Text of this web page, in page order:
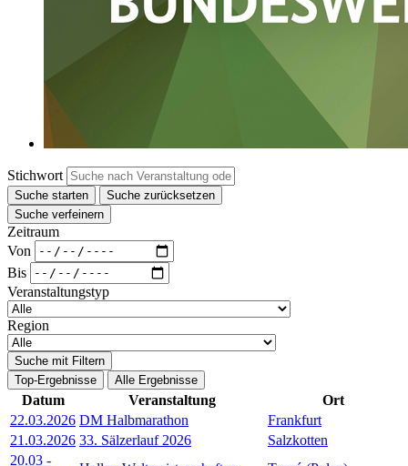
Stichwort
Suche starten
Suche zurücksetzen
Suche verfeinern
Zeitraum
Von
Bis
Veranstaltungstyp
Region
Suche mit Filtern
Top-Ergebnisse
Alle Ergebnisse
Datum Veranstaltung
Ort
22.03.2026 DM Halbmarathon
Frankfurt
21.03.2026 33. Sälzerlauf 2026
Salzkotten
20.03 -